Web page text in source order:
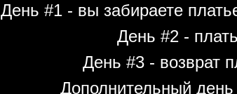
День #1 - вы забираете
День #2 -
День #3 - возврат
Дополнительный